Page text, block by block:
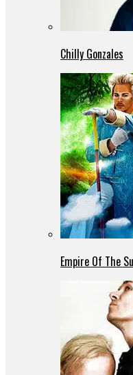
Chilly Gonzales
Empire Of The